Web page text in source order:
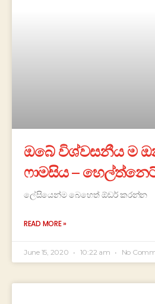
ඔබේ විශ්වසනීය ම
ෆාමසිය –
ලේසියෙන්ම බෙහෙත් ඕඩර් කරන්න
READ MORE »
June 15, 2020 10:22 am No